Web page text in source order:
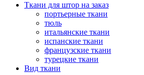
Ткани для штор на заказ
портьерные ткани
тюль
итальянские ткани
испанские ткани
французские ткани
турецкие ткани
Вид ткани